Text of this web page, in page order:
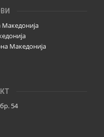
Македонија
54